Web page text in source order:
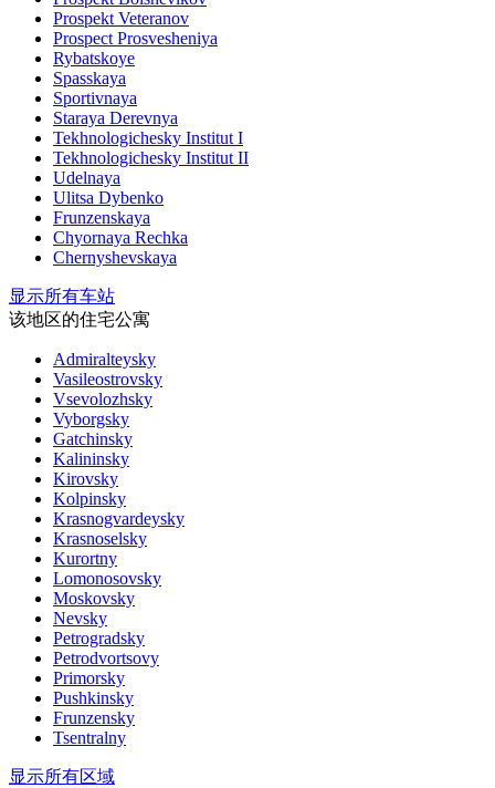
Prospekt Veteranov
Prospect Prosvesheniya
Rybatskoye
Spasskaya
Sportivnaya
Staraya Derevnya
Tekhnologichesky Institut I
Tekhnologichesky Institut II
Udelnaya
Ulitsa Dybenko
Frunzenskaya
Chyornaya Rechka
Chernyshevskaya
显示所有车站
该地区的住宅公寓
Admiralteysky
Vasileostrovsky
Vsevolozhsky
Vyborgsky
Gatchinsky
Kalininsky
Kirovsky
Kolpinsky
Krasnogvardeysky
Krasnoselsky
Kurortny
Lomonosovsky
Moskovsky
Nevsky
Petrogradsky
Petrodvortsovy
Primorsky
Pushkinsky
Frunzensky
Tsentralny
显示所有区域